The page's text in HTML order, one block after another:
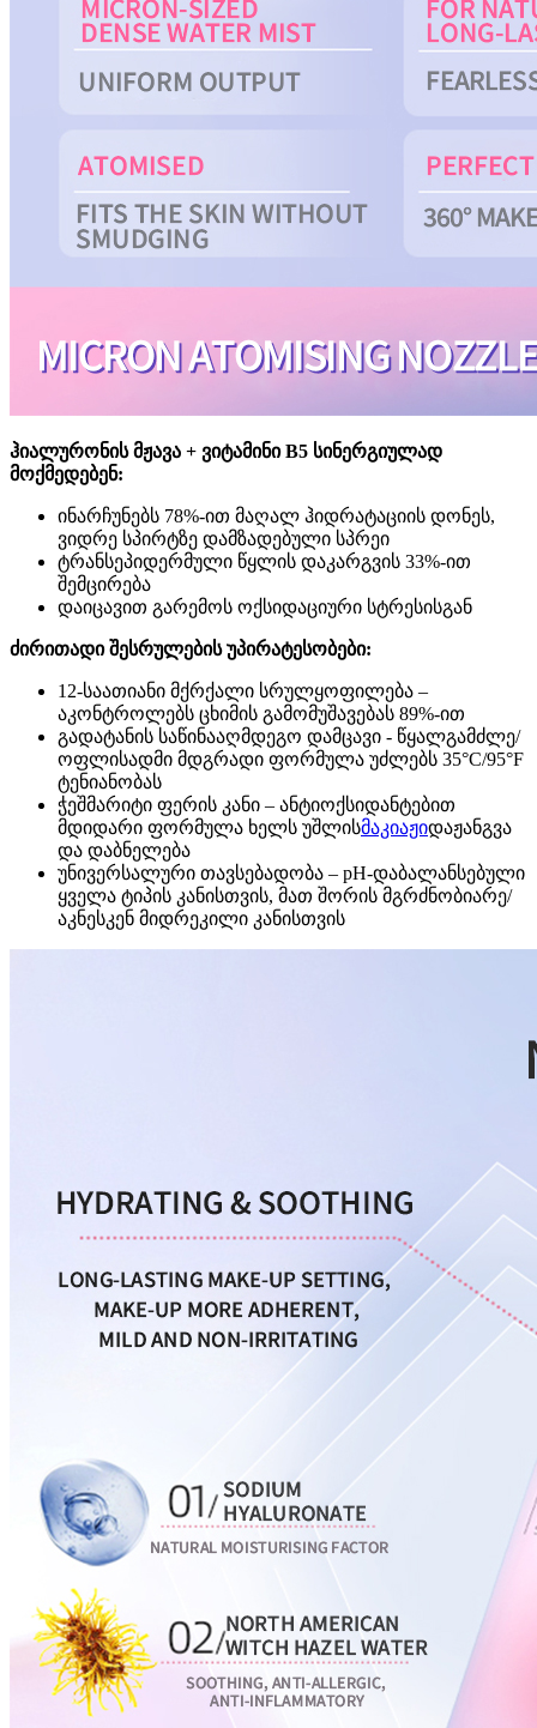
ჰიალურონის მჟავა + ვიტამინი B5 სინერგიულად
მოქმედებენ:
ინარჩუნებს 78%-ით მაღალ ჰიდრატაციის დონეს,
ვიდრე სპირტზე დამზადებული სპრეი
ტრანსეპიდერმული წყლის დაკარგვის 33%-ით
შემცირება
დაიცავით გარემოს ოქსიდაციური სტრესისგან
ძირითადი შესრულების უპირატესობები:
12-საათიანი მქრქალი სრულყოფილება‌ –
აკონტროლებს ცხიმის გამომუშავებას 89%-ით
გადატანის საწინააღმდეგო დამცავი - წყალგამძლე/
ოფლისადმი მდგრადი ფორმულა უძლებს 35°C/95°F
ტენიანობას
ჭეშმარიტი ფერის კანი‌ – ანტიოქსიდანტებით
მდიდარი ფორმულა ხელს უშლისმაკიაჟიდაჟანგვა
და დაბნელება
უნივერსალური თავსებადობა‌ – pH-დაბალანსებული
ყველა ტიპის კანისთვის, მათ შორის მგრძნობიარე/
აკნესკენ მიდრეკილი კანისთვის